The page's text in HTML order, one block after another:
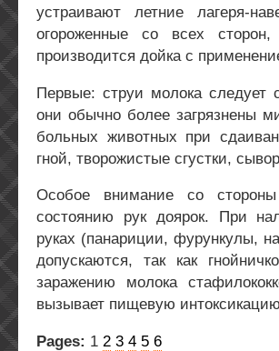
устраивают летние лагеря-
огороженные со всех сторон,
производится дойка с
Первые: струи молока следует
они обычно более загрязнены
больных животных при
гной, творожистые сгустки,
Особое внимание со стороны
состоянию рук доярок. При
руках (панариции, фурункулы,
допускаются, так как
заражению молока
вызывает пищевую
Pages: 1 2 3 4 5 6